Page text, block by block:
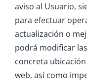
aviso al Usuario,
para efectuar
actualización o
podrá modificar
concreta
web, así como